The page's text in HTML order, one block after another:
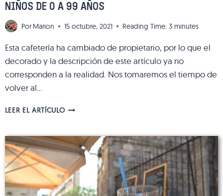
NIÑOS DE 0 A 99 AÑOS
Por Marion 15 octubre, 2021 Reading Time: 3 minutes
Esta cafetería ha cambiado de propietario, por lo que el
decorado y la descripción de este artículo ya no
corresponden a la realidad. Nos tomaremos el tiempo de
volver al…
LEER EL ARTÍCULOWE
CAFETERÍA
PARA
TODOS
LOS
NIÑOS
DE